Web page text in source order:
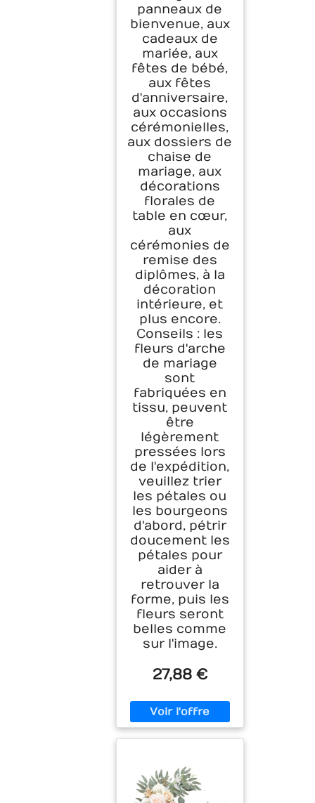
panneaux de
bienvenue, aux
cadeaux de
mariée, aux
fêtes de bébé,
aux fêtes
d'anniversaire,
aux occasions
cérémonielles,
aux dossiers de
chaise de
mariage, aux
décorations
florales de
table en cœur,
aux
cérémonies de
remise des
diplômes, à la
décoration
intérieure, et
plus encore.
Conseils : les
fleurs d'arche
de mariage
sont
fabriquées en
tissu, peuvent
être
légèrement
pressées lors
de l'expédition,
veuillez trier
les pétales ou
les bourgeons
d'abord, pétrir
doucement les
pétales pour
aider à
retrouver la
forme, puis les
fleurs seront
belles comme
sur l'image.
27,88 €